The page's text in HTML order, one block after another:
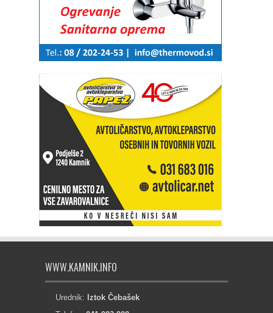
WWW.KAMNIK.INFO
Urednik: Iztok Čebašek